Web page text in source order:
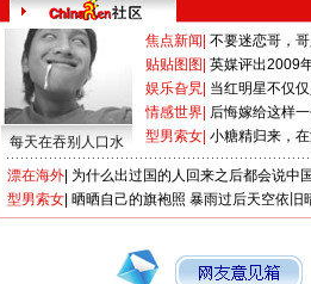
每天在吞别人口水
焦点新闻 不要迷恋哥，
贴贴图图 英媒评出2009
娱乐旮旯 当红明星不仅
情感世界 后悔嫁给这样
型男索女 小糖精归来，
漂在海外 为什么出过国的人回来之后都会说中
型男索女 晒晒自己的旗袍照 暴雨过后天空依旧